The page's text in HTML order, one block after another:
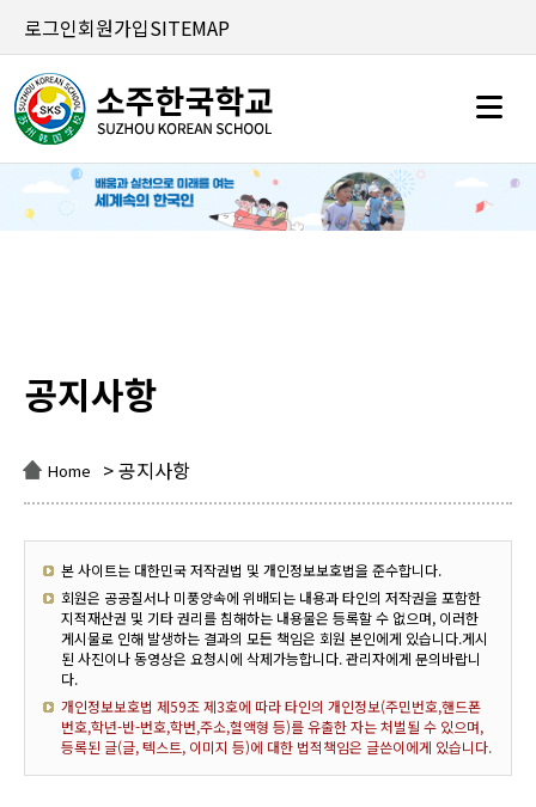
로그인회원가입SITEMAP
공지사항
Home > 공지사항
본 사이트는 대한민국 저작권법 및 개인정보보호법을 준수합니다.
회원은 공공질서나 미풍양속에 위배되는 내용과 타인의 저작권을 포함한
지적재산권 및 기타 권리를 침해하는 내용물은 등록할 수 없으며, 이러한
게시물로 인해 발생하는 결과의 모든 책임은 회원 본인에게 있습니다.게시
된 사진이나 동영상은 요청시에 삭제가능합니다. 관리자에게 문의바랍니
다.
개인정보보호법 제59조 제3호에 따라 타인의 개인정보(주민번호,핸드폰
번호,학년-반-번호,학번,주소,혈액형 등)를 유출한 자는 처벌될 수 있으며,
등록된 글(글, 텍스트, 이미지 등)에 대한 법적책임은 글쓴이에게 있습니다.